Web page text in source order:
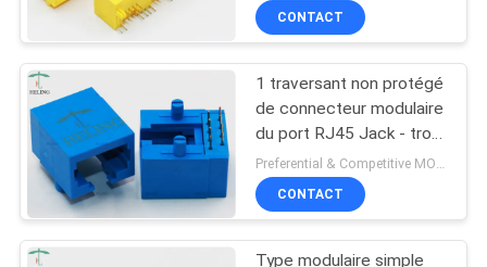
CITATION
PLAN
DU
SITE
POLITIQUE
Carte PCB Rj45
Jack
11
125VAC
CONTACT
1 traversant non protégé
de connecteur modulaire
du port RJ45 Jack - trou
MJ562208-L011-RN1
Preferential & Competitive MOQ:2000
CONTACT
Type modulaire simple